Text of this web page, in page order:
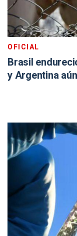
OFICIAL
Brasil
y Argentina